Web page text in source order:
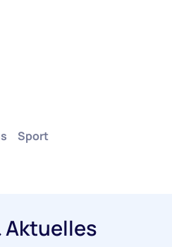
Sport
Aktuelles